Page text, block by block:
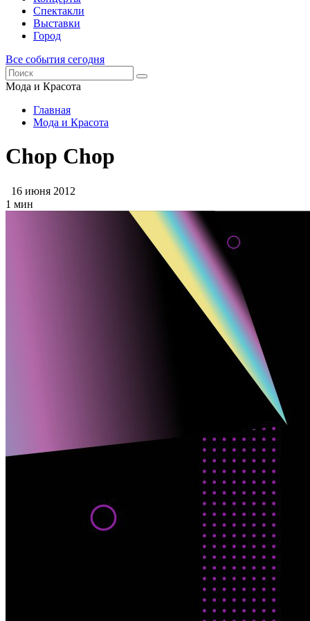
Спектакли
Выставки
Город
Все события сегодня
Мода и Красота
Главная
Мода и Красота
Chop Chop
16 июня 2012
1 мин